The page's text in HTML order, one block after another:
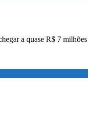
a quase R$ 7